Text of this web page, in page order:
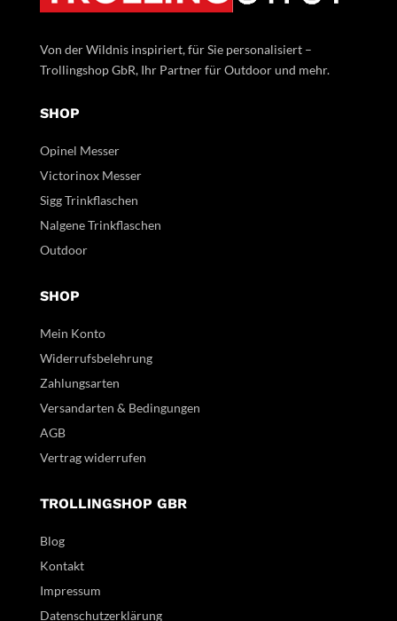
Von der Wildnis inspiriert, für Sie personalisiert –
Trollingshop GbR, Ihr Partner für Outdoor und mehr.
SHOP
Opinel Messer
Victorinox Messer
Sigg Trinkflaschen
Nalgene Trinkflaschen
Outdoor
SHOP
Mein Konto
Widerrufsbelehrung
Zahlungsarten
Versandarten & Bedingungen
AGB
Vertrag widerrufen
TROLLINGSHOP GBR
Blog
Kontakt
Impressum
Datenschutzerklärung